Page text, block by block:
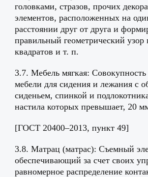
головками, стразов, прочих
элементов, расположенных на
расстоянии друг от друга и
правильный геометрический узор
квадратов и т. п.
3.7. Мебель мягкая: Совокупность
мебели для сидения и лежания с
сиденьем, спинкой и
настила которых превышает, 20
[ГОСТ 20400–2013, пункт 49]
3.8. Матрац (матрас): Съемный
обеспечивающий за счет своих
равномерное распределение